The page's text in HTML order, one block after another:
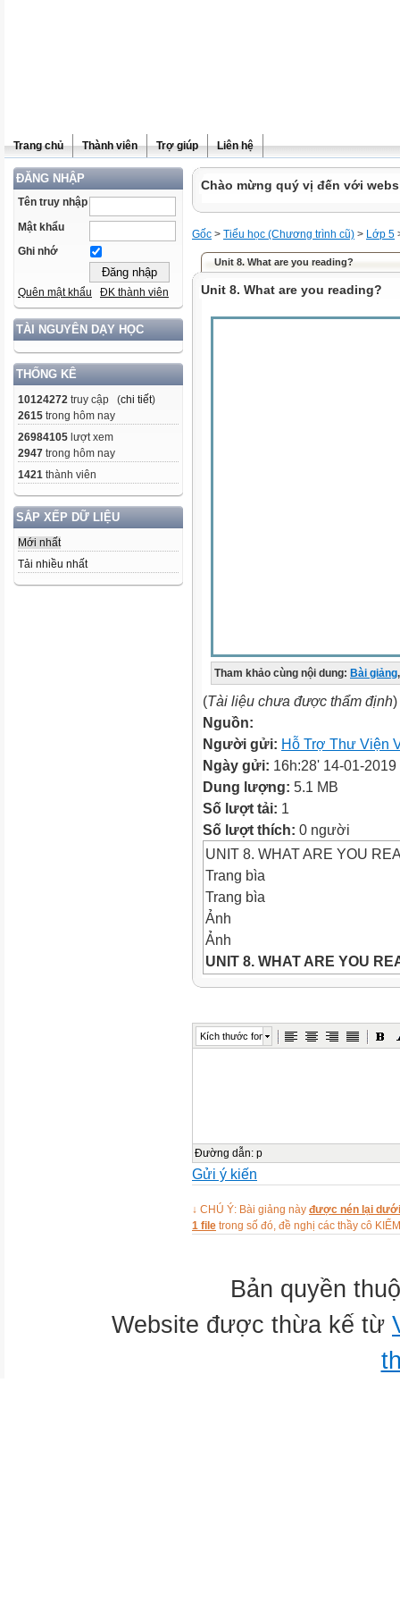
Trang chủ Thành viên Trợ giúp Liên hệ
ĐĂNG NHẬP
Tên truy nhập
Mật khẩu
Ghi nhớ
Quên mật khẩu ĐK thành viên
TÀI NGUYÊN DẠY HỌC
THỐNG KÊ
10124272 truy cập (chi tiết)
2615 trong hôm nay
26984105 lượt xem
2947 trong hôm nay
1421 thành viên
SẮP XẾP DỮ LIỆU
Mới nhất
Tải nhiều nhất
Chào mừng quý vị đến với
Gốc > Tiểu học (Chương trình cũ) > Lớp 5
Unit 8. What are you reading?
Unit 8. What are you reading?
Tham khảo cùng nội dung: Bài giảng,
(Tài liệu chưa được thẩm định)
Nguồn:
Người gửi: Hỗ Trợ Thư Viện
Ngày gửi: 16h:28' 14-01-2019
Dung lượng: 5.1 MB
Số lượt tải: 1
Số lượt thích: 0 người
UNIT 8. WHAT ARE YOU
Trang bìa
Trang bìa
Ảnh
Ảnh
UNIT 8. WHAT ARE YOU
WARM-UP
Objectives
questions about what the
like? He’s/She’s ...
Checking old lesson
Ảnh
Ảnh
Kích thước font
Đường dẫn: p
Gửi ý kiến
↓ CHÚ Ý: Bài giảng này được nén lại
1 file trong số đó, đề nghị các thầy cô
Bản quyền
Website được thừa kế từ